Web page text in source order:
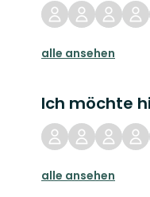
alle ansehen
Ich möchte
alle ansehen